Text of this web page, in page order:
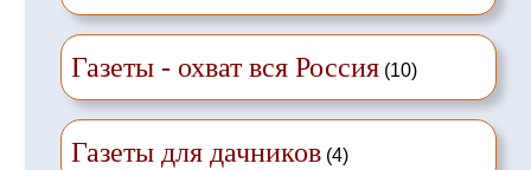
Газеты - охват вся Россия(10)
Газеты для дачников(4)